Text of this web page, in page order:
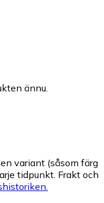
ännu.
variant (såsom färg
tidpunkt. Frakt och